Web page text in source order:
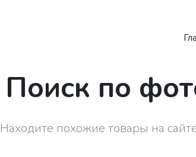
Поиск по
Находите похожие товары на